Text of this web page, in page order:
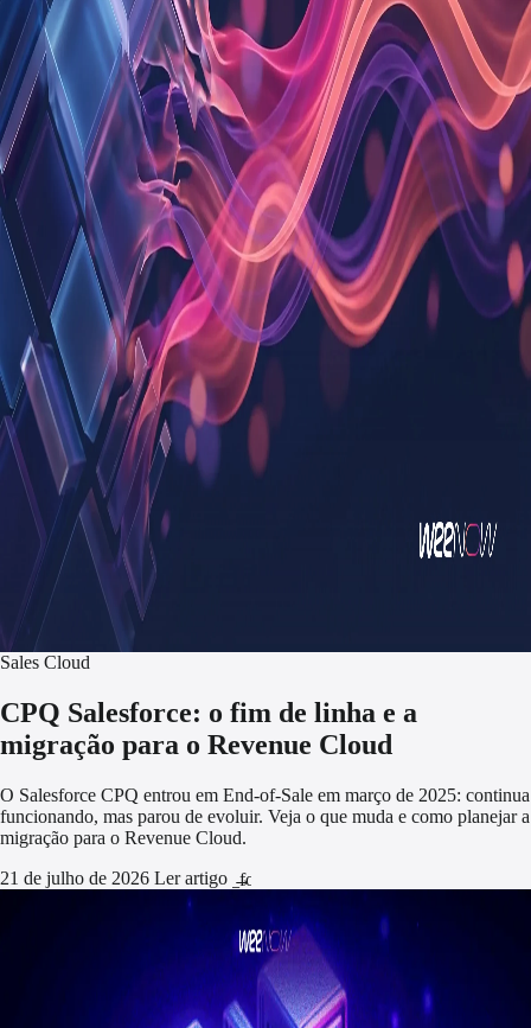
Sales Cloud
CPQ Salesforce: o fim de linha e a
migração para o Revenue Cloud
O Salesforce CPQ entrou em End-of-Sale em março de 2025: continua
funcionando, mas parou de evoluir. Veja o que muda e como planejar a
migração para o Revenue Cloud.
21 de julho de 2026 Ler artigo
arrow_forward